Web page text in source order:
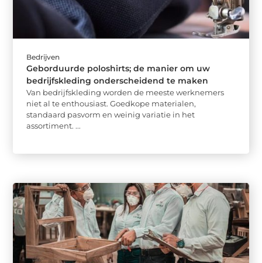
Bedrijven
Geborduurde poloshirts; de manier om uw
bedrijfskleding onderscheidend te maken
Van bedrijfskleding worden de meeste werknemers
niet al te enthousiast. Goedkope materialen,
standaard pasvorm en weinig variatie in het
assortiment. ...